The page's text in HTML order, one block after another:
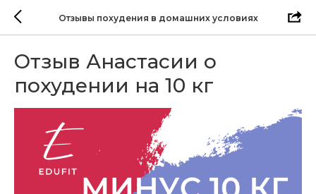
Отзывы похудения в домашних условиях
Отзыв Анастасии о
похудении на 10 кг